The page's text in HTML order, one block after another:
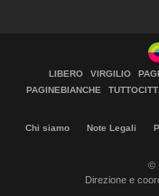
LIBERO VIRGILIO
PAGINEBIANCHE
Chi siamo Note Legali
©
Direzione e